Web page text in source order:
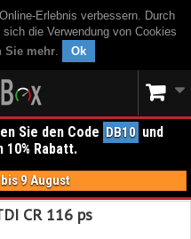
Erlebnis verbessern. Durch
die Verwendung von Cookies
Sie mehr. Ok
Sie den Code DB10 und
10% Rabatt.
9 August
CR 116 ps